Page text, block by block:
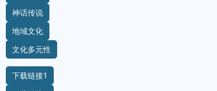
神话传说
地域文化
文化多元性
下载链接1